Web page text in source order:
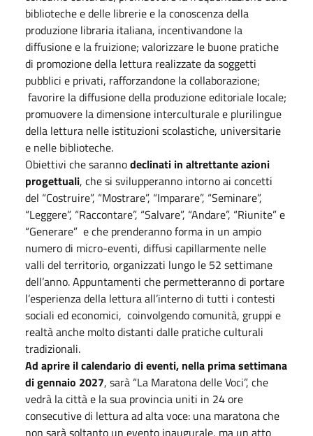
biblioteche e delle librerie e la conoscenza della
produzione libraria italiana, incentivandone la
diffusione e la fruizione; valorizzare le buone pratiche
di promozione della lettura realizzate da soggetti
pubblici e privati, rafforzandone la collaborazione;
favorire la diffusione della produzione editoriale locale;
promuovere la dimensione interculturale e plurilingue
della lettura nelle istituzioni scolastiche, universitarie
e nelle biblioteche.
Obiettivi che sarannodeclinati in altrettante azioni
progettuali, che si svilupperanno intorno ai concetti
del “Costruire”, “Mostrare”, “Imparare”, “Seminare”,
“Leggere”, “Raccontare”, “Salvare”, “Andare”, “Riunite” e
“Generare” e che prenderanno forma in un ampio
numero di micro-eventi, diffusi capillarmente nelle
valli del territorio, organizzati lungo le 52 settimane
dell’anno. Appuntamenti che permetteranno di portare
l’esperienza della lettura all’interno di tutti i contesti
sociali ed economici, coinvolgendo comunità, gruppi e
realtà anche molto distanti dalle pratiche culturali
tradizionali.
Ad aprire il calendario di eventi, nella prima settimana
di gennaio 2027, sarà “La Maratona delle Voci”, che
vedrà la città e la sua provincia uniti in 24 ore
consecutive di lettura ad alta voce: una maratona che
non sarà soltanto un evento inaugurale, ma un atto